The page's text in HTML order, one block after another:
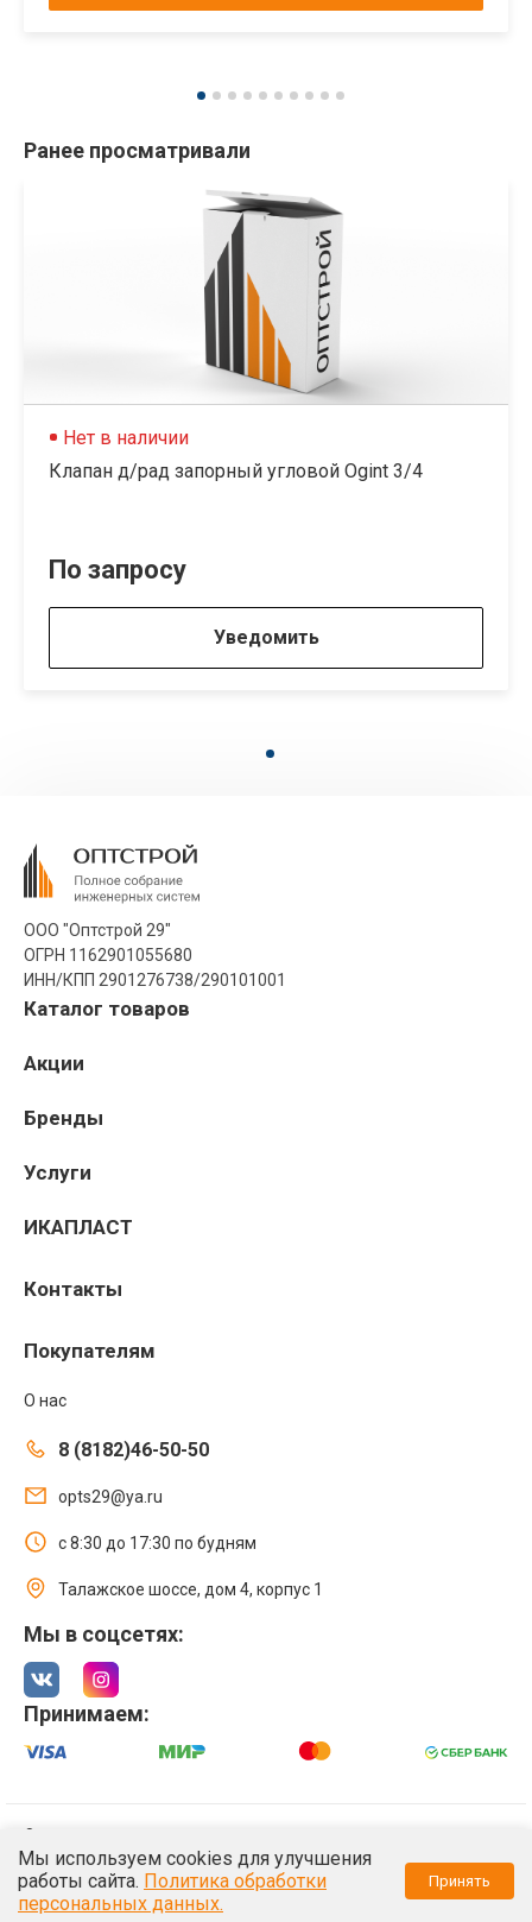
Ранее просматривали
Нет в наличии
Клапан д/рад запорный угловой Ogint 3/4
По запросу
Уведомить
ООО "Оптстрой 29"
ОГРН 1162901055680
ИНН/КПП 2901276738/290101001
Каталог товаров
Акции
Бренды
Услуги
ИКАПЛАСТ
Контакты
Покупателям
О нас
8 (8182)46-50-50
opts29@ya.ru
с 8:30 до 17:30 по будням
Талажское шоссе, дом 4, корпус 1
Мы в соцсетях:
Принимаем:
Политика обработки персональных данных
/**/
Мы используем cookies для улучшения
работы сайта. Политика обработки
персональных данных.
Принять